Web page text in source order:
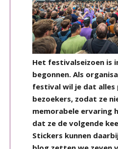
Het festivalseizoen is
begonnen. Als
festival wil je dat
bezoekers, zodat ze
memorabele ervaring
dat ze de volgende
Stickers kunnen